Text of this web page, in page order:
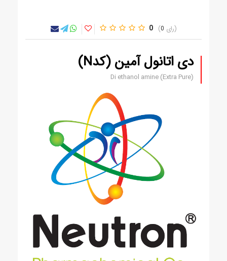
0 0
دی اتانول آمین (کدN)
Di ethanol amine (Extra Pure)